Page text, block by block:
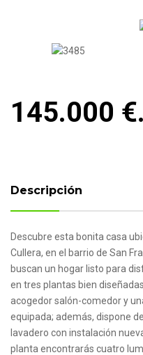
145.000 €.
Descripción
Descubre esta bonita casa
Cullera, en el barrio de San
buscan un hogar listo para
en tres plantas bien
acogedor salón-comedor y
equipada; además, dispone
lavadero con instalación
planta encontrarás cuatro